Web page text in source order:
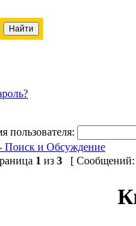
пользователя:
Поиск и Обсуждение
1 из 3 [ Сообщений: